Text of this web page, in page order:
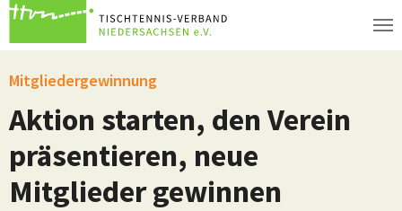
Zum Hauptinhalt springen
Mitgliedergewinnung
Aktion starten, den Verein
präsentieren, neue
Mitglieder gewinnen